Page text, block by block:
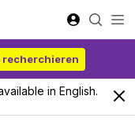
recherchieren
in English.